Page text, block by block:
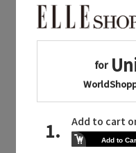
同じブ
同じカ